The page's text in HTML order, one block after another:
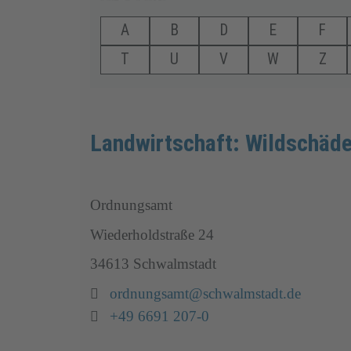
A B D E F
T
U V W Z
Landwirtschaft:
Ordnungsamt
Wiederholdstraße 24
34613 Schwalmstadt
Email:
ordnungsamt@schwalmstadt.de
Telefon:
+49 6691 207-0